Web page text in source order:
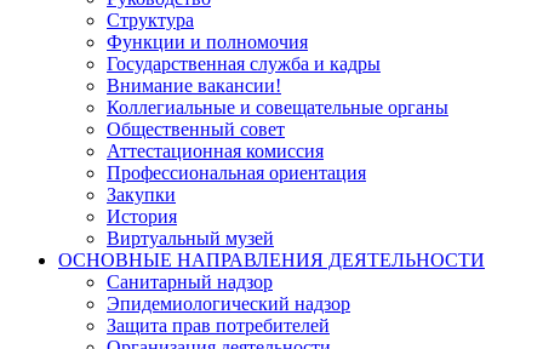
Структура
Функции и полномочия
Государственная служба и кадры
Внимание вакансии!
Коллегиальные и совещательные органы
Общественный совет
Аттестационная комиссия
Профессиональная ориентация
Закупки
История
Виртуальный музей
ОСНОВНЫЕ НАПРАВЛЕНИЯ ДЕЯТЕЛЬНОСТИ
Санитарный надзор
Эпидемиологический надзор
Защита прав потребителей